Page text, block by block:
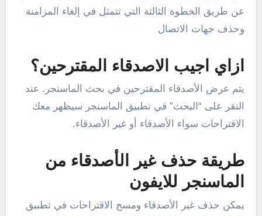
عن طريق الخطوة الثالثة التي تتمثل في إلغاء المزامنة
وحذف جهات الاتصال
ازاي اجيب الاصدقاء المقترحين؟
يتم عرض الأصدقاء المقترحين في بحث الماسنجر. عند
النقر على “البحث” في تطبيق الماسنجر سيظهر معك
الاقتراحات سواء الأصدقاء أو غير الأصدقاء.
طريقة حذف غير الأصدقاء من
الماسنجر للايفون
يمكن حذف غير الأصدقاء ومسح الاقتراحات في تطبيق